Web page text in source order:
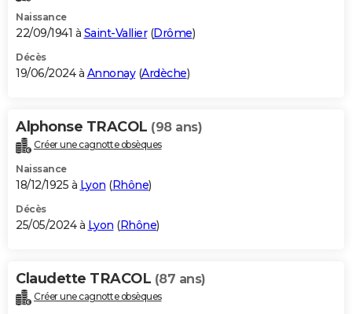
Naissance
22/09/1941 à Saint-Vallier(Drôme)
Décès
19/06/2024 à Annonay(Ardèche)
Alphonse TRACOL (98 ans)
Créer une cagnotte obsèques
Naissance
18/12/1925 à Lyon (Rhône)
Décès
25/05/2024 à Lyon (Rhône)
Claudette TRACOL (87 ans)
Créer une cagnotte obsèques